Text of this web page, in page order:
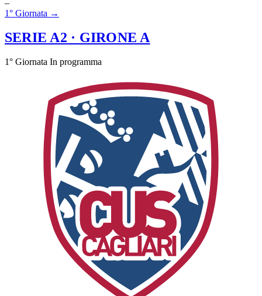
–
1° Giornata →
SERIE A2 · GIRONE A
1° Giornata In programma